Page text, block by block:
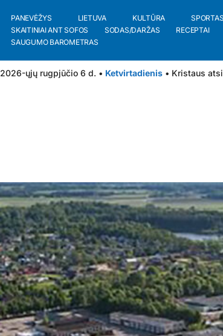
PANEVĖŽYS LIETUVA KULTŪRA SPORTAS
SKAITINIAI ANT SOFOS
SODAS/DARŽAS RECEPTAI
SAUGUMO BAROMETRAS
2026-ųjų rugpjūčio 6 d. • Ketvirtadienis • Kristaus